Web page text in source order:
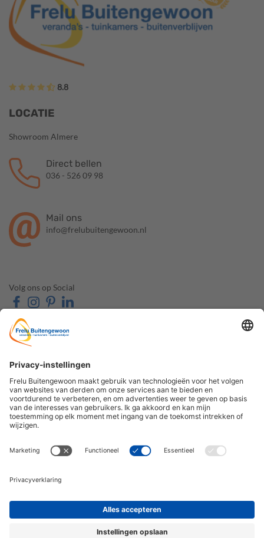
8.8
LOCATIE
Showroom Almere
Direct bellen
036 - 526 09 98
Mail ons
info@frelubuitengewoon.nl
Volg ons op Social
OVER FRELU
BUITENGEWOON
Over ons
Contact & Route
Openingstijden
Veelgestelde vragen
Schuifwanden
Zonwering
De Houtzaak